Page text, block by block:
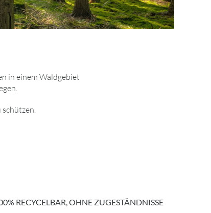
in einem Waldgebiet
RECYCELBAR, OHNE ZUGESTÄNDNISSE